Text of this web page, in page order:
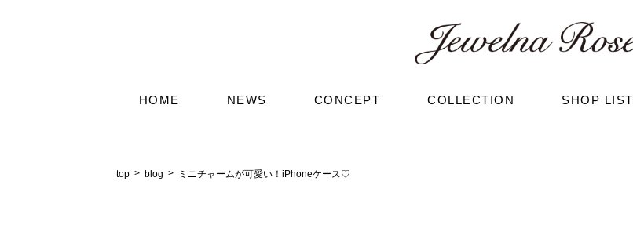
HOME NEWS CONCEPT COLLECTION SHOP LIST
top blog ミニチャームが可愛い！iPhoneケース♡